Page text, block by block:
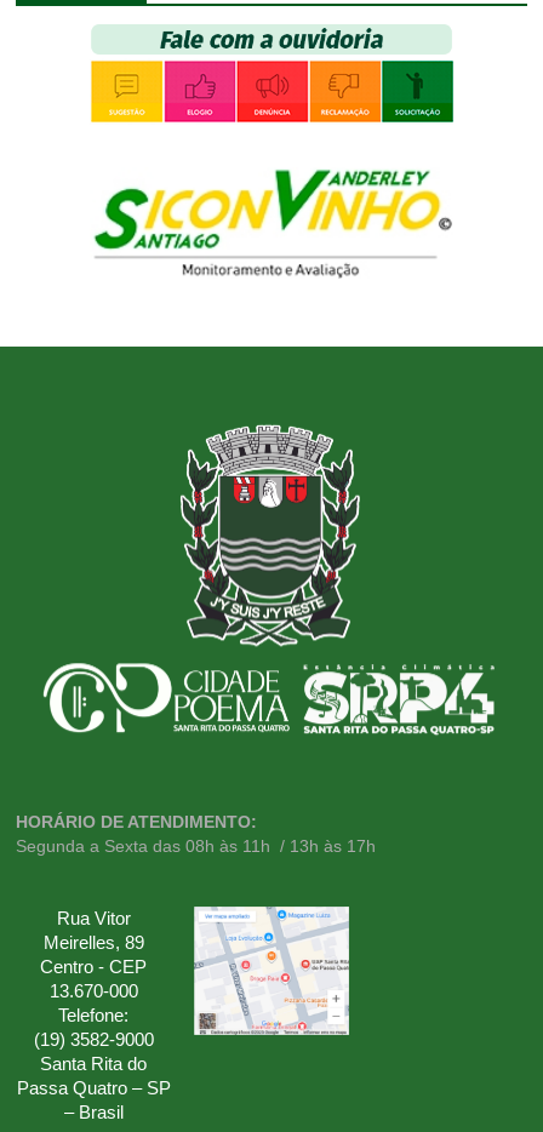
HORÁRIO DE ATENDIMENTO:
Segunda a Sexta das 08h às 11h / 13h às 17h
Rua Vitor
Meirelles, 89
Centro - CEP
13.670-000
Telefone:
(19) 3582-9000
Santa Rita do
Passa Quatro – SP
– Brasil